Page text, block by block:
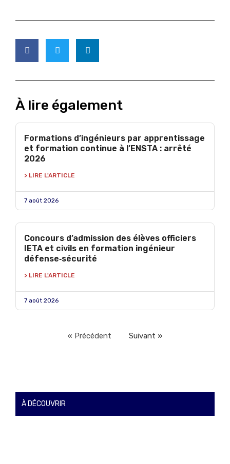
À lire également
Formations d’ingénieurs par apprentissage
et formation continue à l’ENSTA : arrêté
2026
> LIRE L'ARTICLE
7 août 2026
Concours d’admission des élèves officiers
IETA et civils en formation ingénieur
défense‑sécurité
> LIRE L'ARTICLE
7 août 2026
« Précédent Suivant »
À DÉCOUVRIR